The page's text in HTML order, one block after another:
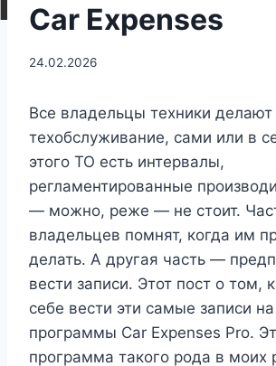
Car Expenses
24.02.2026
Все владельцы техники делают
техобслуживание, сами или в
этого ТО есть интервалы,
регламентированные
— можно, реже — не стоит.
владельцев помнят, когда им
делать. А другая часть —
вести записи. Этот пост о том,
себе вести эти самые записи
программы Car Expenses Pro.
программа такого рода в моих